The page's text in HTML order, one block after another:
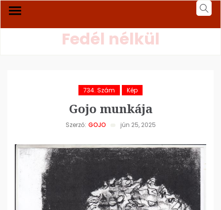
Fedél nélkül
734. Szám Kép
Gojo munkája
Szerző: GOJO jún 25, 2025